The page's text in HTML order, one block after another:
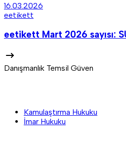
16.03.2026
eetikett
eetikett Mart 2026 sayısı:
Danışmanlık Temsil Güven
Kamulaştırma Hukuku
İmar Hukuku